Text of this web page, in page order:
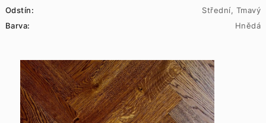
Odstín:
Střední, Tmavý
Barva:
Hnědá